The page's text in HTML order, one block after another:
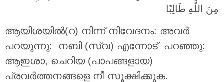
مِنَ اللَّهِ طَالِبًا ‏
ആയിശയില്‍(റ) നിന്ന് നിവേദനം: അവർ
പറയുന്നു: നബി (സ്വ) എന്നോട് പറഞ്ഞു:
ആഇശാ, ചെറിയ (പാപങ്ങളായ)
പ്രവർത്തനങ്ങളെ നീ സൂക്ഷിക്കുക.